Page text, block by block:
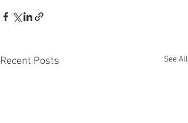
Recent Posts See All